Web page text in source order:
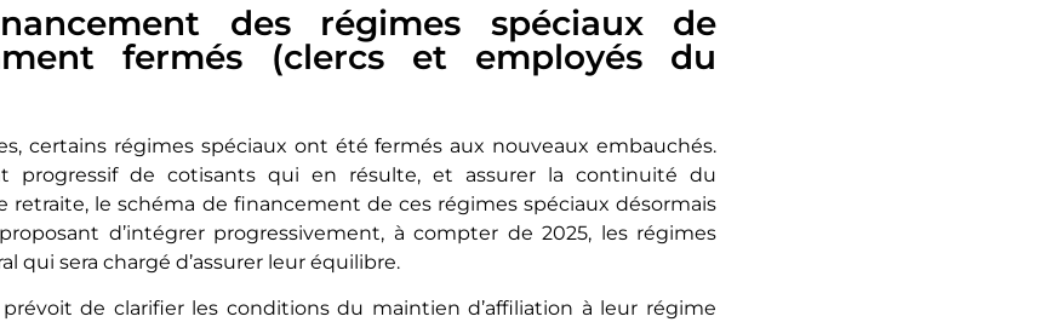
des régimes spéciaux de
fermés (clercs et employés du
certains régimes spéciaux ont été fermés aux nouveaux embauchés.
progressif de cotisants qui en résulte, et assurer la continuité du
retraite, le schéma de financement de ces régimes spéciaux désormais
d’intégrer progressivement, à compter de 2025, les régimes
qui sera chargé d’assurer leur équilibre.
prévoit de clarifier les conditions du maintien d’affiliation à leur régime